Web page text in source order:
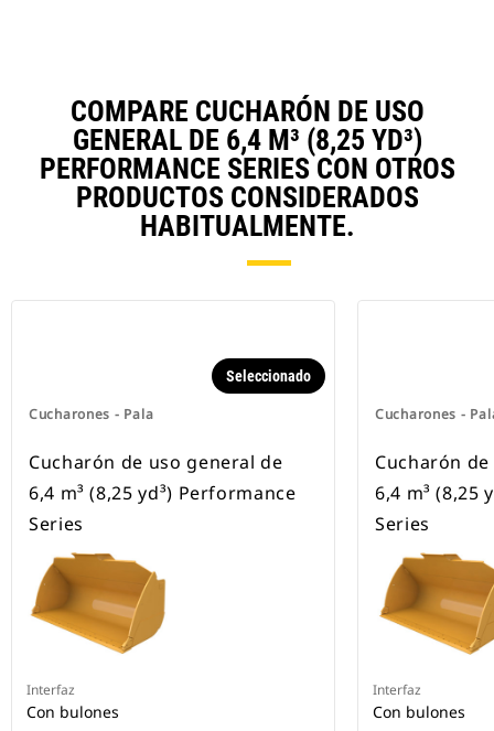
COMPARE CUCHARÓN DE USO
GENERAL DE 6,4 M³ (8,25 YD³)
PERFORMANCE SERIES CON OTROS
PRODUCTOS CONSIDERADOS
HABITUALMENTE.
Cucharones - Pala
Seleccionado
Cucharón de uso general de
6,4 m³ (8,25 yd³) Performance
Series
Interfaz
Con bulones
Cucharones -
Cucharón
6,4 m³ (8,25
Series
Interfaz
Con bulones